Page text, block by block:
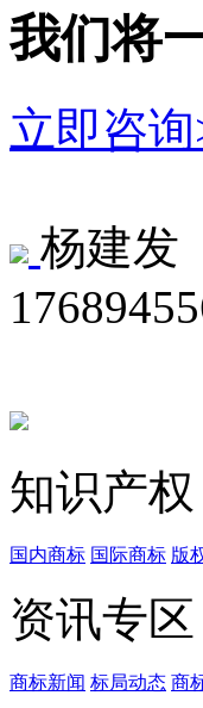
我们将
立即咨询
杨建发
知识产权
国内商标 国际商标 版
资讯专区
商标新闻 标局动态 商